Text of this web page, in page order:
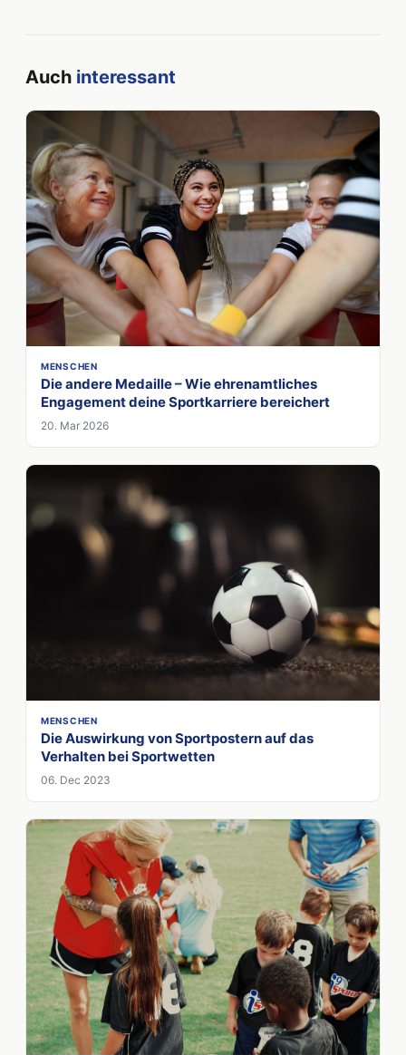
Auch interessant
MENSCHEN
Die andere Medaille – Wie ehrenamtliches
Engagement deine Sportkarriere bereichert
20. Mar 2026
MENSCHEN
Die Auswirkung von Sportpostern auf das
Verhalten bei Sportwetten
06. Dec 2023